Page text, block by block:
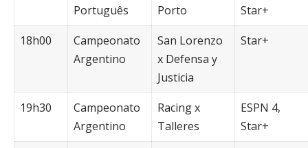
Português
Porto
Star+
18h00
Campeonato
Argentino
San Lorenzo
x Defensa y
Justicia
Star+
19h30
Campeonato
Argentino
Racing x
Talleres
ESPN 4,
Star+